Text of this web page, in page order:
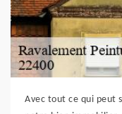
Avec tout ce qui peut